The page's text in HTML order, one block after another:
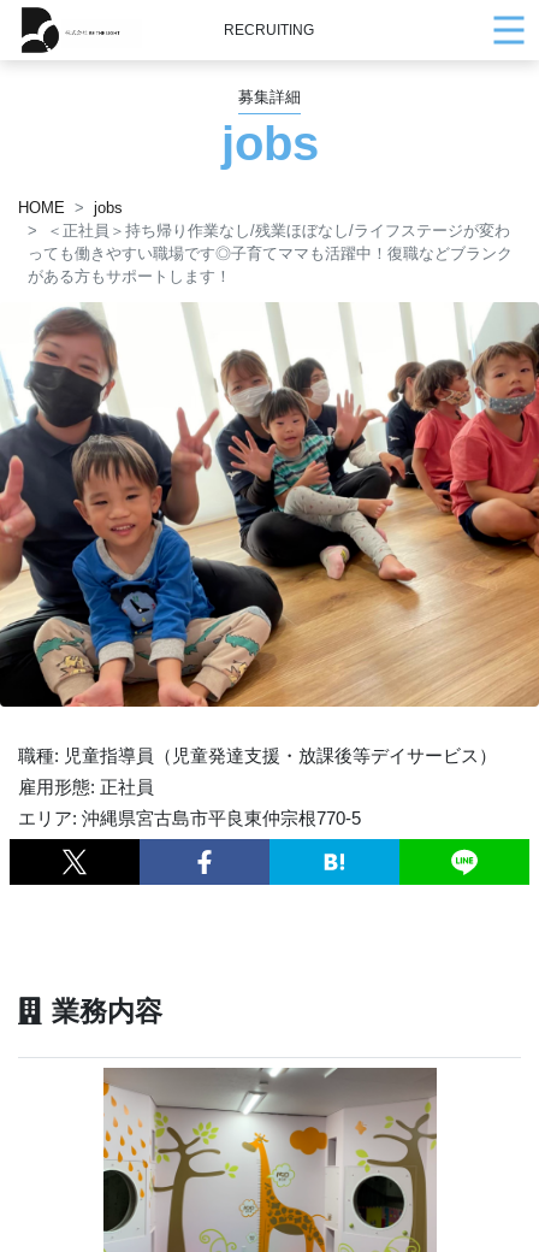
RECRUITING
募集詳細
jobs
HOME
jobs
＜正社員＞持ち帰り作業なし/残業ほぼなし/ライフステージが変わ
っても働きやすい職場です◎子育てママも活躍中！復職などブランク
がある方もサポートします！
職種: 児童指導員（児童発達支援・放課後等デイサービス）
雇用形態: 正社員
エリア: 沖縄県宮古島市平良東仲宗根770-5
業務内容